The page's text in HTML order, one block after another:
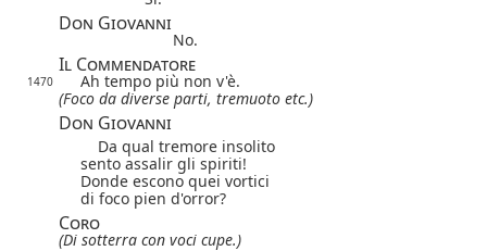
Don Giovanni
No.
Il Commendatore
1470
Ah tempo più non v'è.
(Foco da diverse parti, tremuoto etc.)
Don Giovanni
Da qual tremore insolito
sento assalir gli spiriti!
Donde escono quei vortici
di foco pien d'orror?
Coro
(Di sotterra con voci cupe.)